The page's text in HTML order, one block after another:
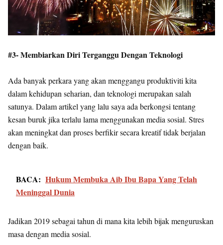
#3- Membiarkan Diri Terganggu Dengan Teknologi
Ada banyak perkara yang akan menggangu produktiviti kita
dalam kehidupan seharian, dan teknologi merupakan salah
satunya. Dalam artikel yang lalu saya ada berkongsi tentang
kesan buruk jika terlalu lama menggunakan media sosial. Stres
akan meningkat dan proses berfikir secara kreatif tidak berjalan
dengan baik.
BACA: Hukum Membuka Aib Ibu Bapa Yang Telah
Meninggal Dunia
Jadikan 2019 sebagai tahun di mana kita lebih bijak menguruskan
masa dengan media sosial.